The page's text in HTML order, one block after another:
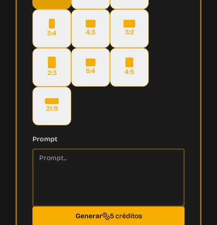
3:4 4:3 3:2
2:3 5:4 4:5
21:9
Prompt
Generar 5 créditos